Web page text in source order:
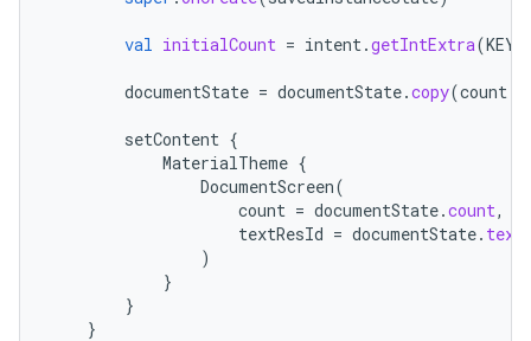
val initialCount = intent .getIntExtra(
documentState = documentState.copy(count
setContent {
MaterialTheme {
DocumentScreen(
count = documentState.count,
textResId = documentState.
)
}
}
}